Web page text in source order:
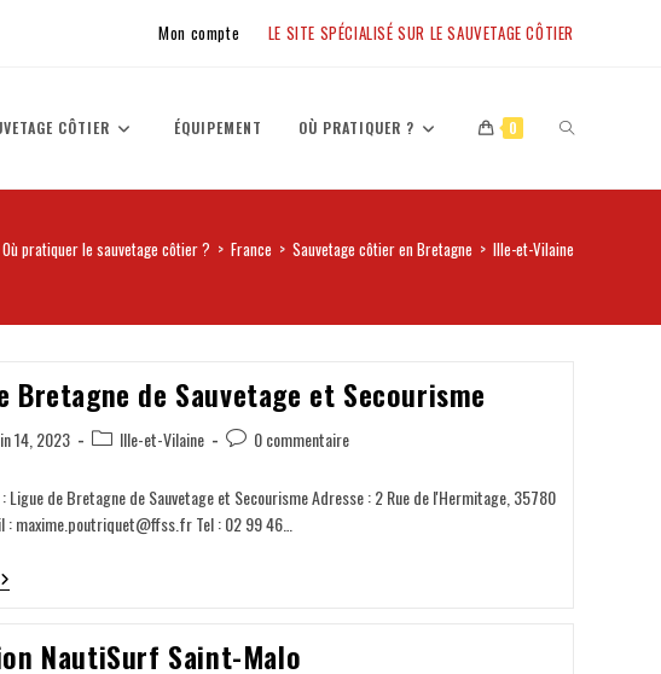
Mon compte LE SITE SPÉCIALISÉ SUR LE SAUVETAGE CÔTIER
CÔTIER ÉQUIPEMENT OÙ PRATIQUER ? 0
Où pratiquer le sauvetage côtier ? > France > Sauvetage côtier en Bretagne > Ille-et-Vilaine
Bretagne de Sauvetage et Secourisme
14, 2023 Ille-et-Vilaine 0 commentaire
Ligue de Bretagne de Sauvetage et Secourisme Adresse : 2 Rue de l'Hermitage, 35780
: maxime.poutriquet@ffss.fr Tel : 02 99 46…
NautiSurf Saint-Malo